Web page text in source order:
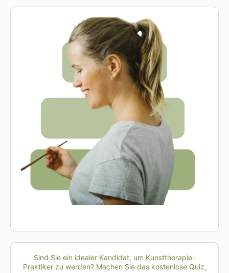
Sind Sie ein idealer Kandidat, um Kunsttherapie-
Praktiker zu werden? Machen Sie das kostenlose Quiz,